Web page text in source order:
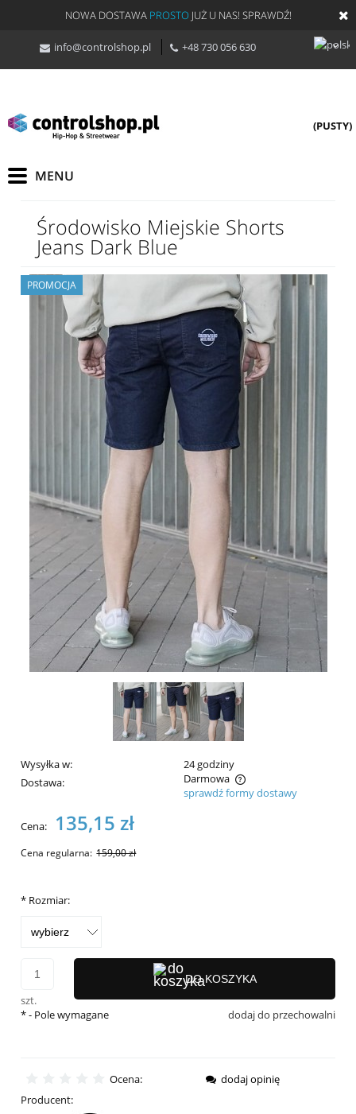
NOWA DOSTAWA PROSTO JUŻ U NAS! SPRAWDŹ!
info@controlshop.pl +48 730 056 630
(PUSTY)
Środowisko Miejskie Shorts
Jeans Dark Blue
PROMOCJA
Wysyłka w:
24 godziny
Dostawa:
Darmowa
Cena nie zawiera ewentualnych kosztów płatności
sprawdź formy dostawy
Cena: 135,15 zł
Cena regularna: 159,00 zł
* Rozmiar:
szt.
DO KOSZYKA
dodaj do przechowalni
*- Pole wymagane
Ocena:
Producent:
dodaj opinię